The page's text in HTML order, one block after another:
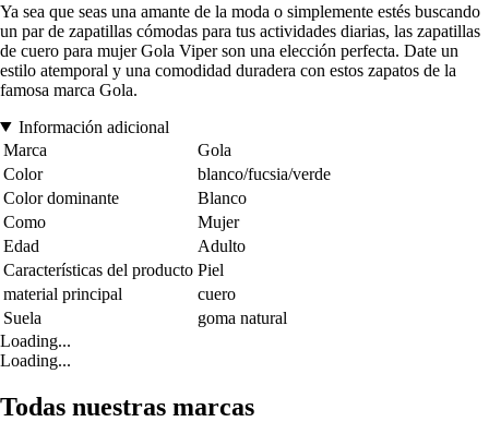
Ya sea que seas una amante de la moda o simplemente estés buscando
un par de zapatillas cómodas para tus actividades diarias, las zapatillas
de cuero para mujer Gola Viper son una elección perfecta. Date un
estilo atemporal y una comodidad duradera con estos zapatos de la
famosa marca Gola.
Información adicional
Marca
Gola
Color
blanco/fucsia/verde
Color dominante
Blanco
Como
Mujer
Edad
Adulto
Características del producto Piel
material principal
cuero
Suela
goma natural
Loading...
Loading...
Todas nuestras marcas